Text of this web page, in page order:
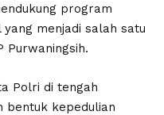
program
menjadi salah satu
Purwaningsih.
Polri di tengah
bentuk kepedulian